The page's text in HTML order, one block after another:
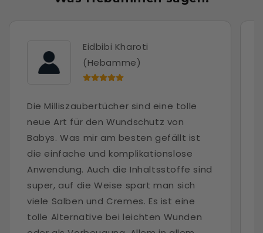
Eidbibi Kharoti
(Hebamme)
Die Milliszaubertücher sind eine tolle
neue Art für den Wundschutz von
Babys. Was mir am besten gefällt ist
die einfache und komplikationslose
Anwendung. Auch die Inhaltsstoffe sind
super, auf die Weise spart man sich
viele Salben und Cremes. Es ist eine
tolle Alternative bei leichten Wunden